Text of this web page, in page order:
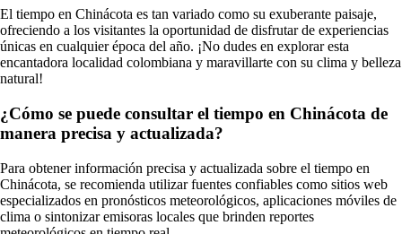
El tiempo en Chinácota es tan variado como su exuberante paisaje,
ofreciendo a los visitantes la oportunidad de disfrutar de experiencias
únicas en cualquier época del año. ¡No dudes en explorar esta
encantadora localidad colombiana y maravillarte con su clima y belleza
natural!
¿Cómo se puede consultar el tiempo en Chinácota de
manera precisa y actualizada?
Para obtener información precisa y actualizada sobre el tiempo en
Chinácota, se recomienda utilizar fuentes confiables como sitios web
especializados en pronósticos meteorológicos, aplicaciones móviles de
clima o sintonizar emisoras locales que brinden reportes